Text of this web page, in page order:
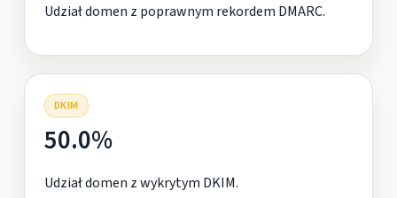
Udział domen z poprawnym rekordem DMARC.
DKIM
50.0%
Udział domen z wykrytym DKIM.